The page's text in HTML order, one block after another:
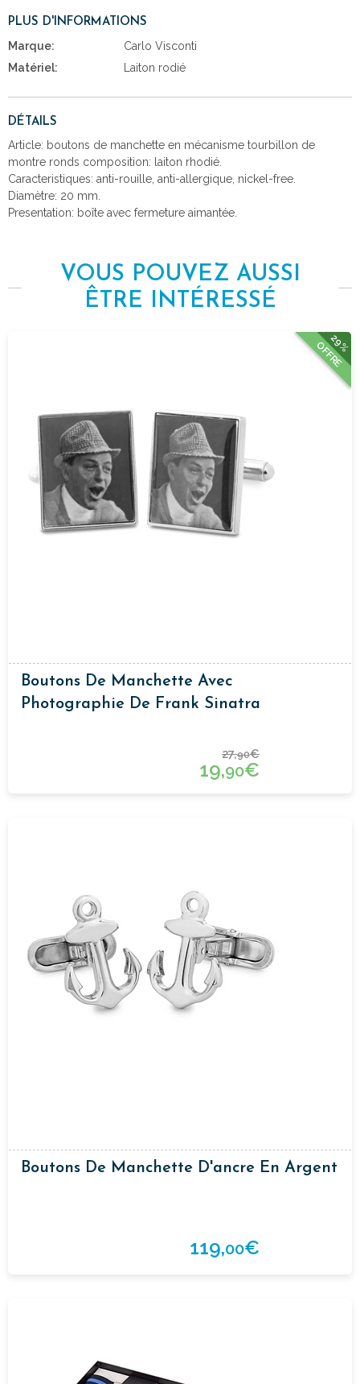
PLUS D'INFORMATIONS
Marque:
Carlo Visconti
Matériel:
Laiton rodié
DÉTAILS
Article: boutons de manchette en mécanisme tourbillon de
montre ronds composition: laiton rhodié.
Caracteristiques: anti-rouille, anti-allergique, nickel-free.
Diamètre: 20 mm.
Presentation: boîte avec fermeture aimantée.
VOUS POUVEZ AUSSI
ÊTRE INTÉRESSÉ
29%
OFFRE
Boutons De Manchette Avec
Photographie De Frank Sinatra
27,90€
19,90€
Boutons De Manchette D'ancre En Argent
119,00€